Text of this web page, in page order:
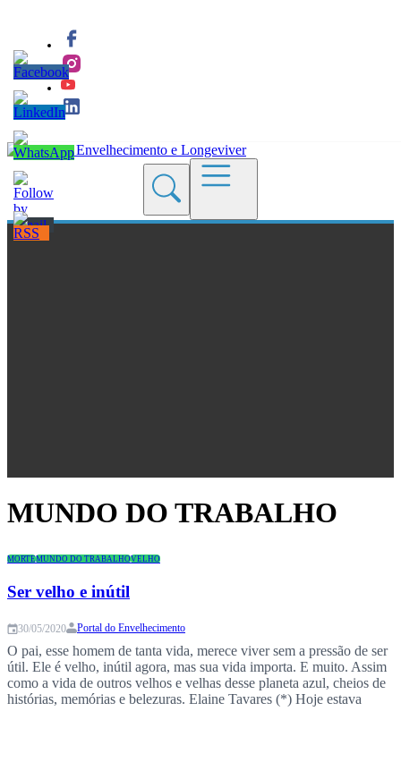
MUNDO DO TRABALHO
MORTEMUNDO DO TRABALHOVELHO
Ser velho e inútil
30/05/2020 Portal do Envelhecimento
O pai, esse homem de tanta vida, merece viver sem a pressão de ser
útil. Ele é velho, inútil agora, mas sua vida importa. E muito. Assim
como a vida de outros velhos e velhas desse planeta azul, cheios de
histórias, memórias e belezuras. Elaine Tavares (*) Hoje estava